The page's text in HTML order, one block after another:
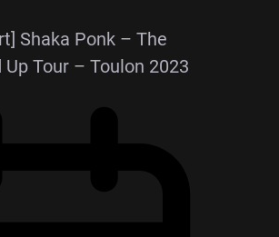
Shaka Ponk – The
Tour – Toulon 2023